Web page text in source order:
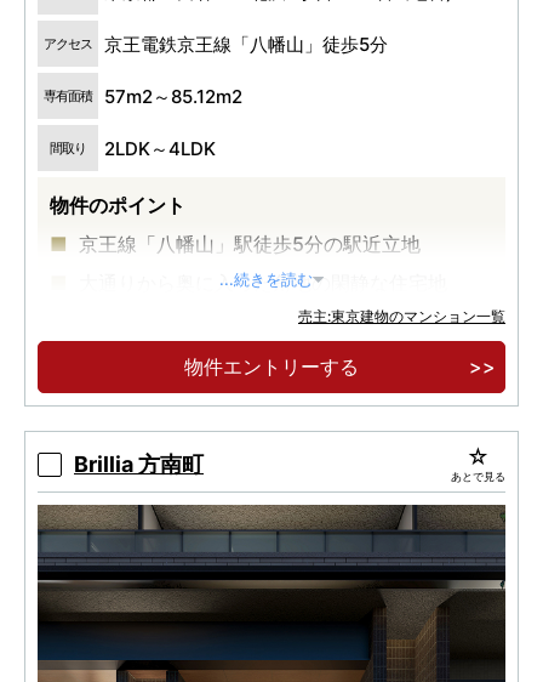
アクセス 京王電鉄京王線「八幡山」徒歩5分
専有面積 57m2～85.12m2
間取り 2LDK～4LDK
物件のポイント
京王線「八幡山」駅徒歩5分の駅近立地
大通りから奥に入った角地の閑静な住宅地
新宿駅直通18分、渋谷駅23分の良好な交通利便
...続きを読む
売主:東京建物のマンション一覧
物件エントリーする
Brillia 方南町 あとで見る